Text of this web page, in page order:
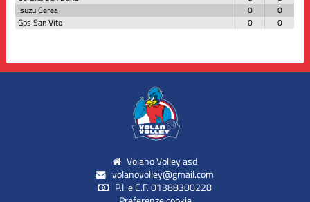
Isuzu Cerea
0
0
Gps San Vito
0 0
Volano Volley asd
volanovolley@gmail.com
P.I. e C.F. 01388300228